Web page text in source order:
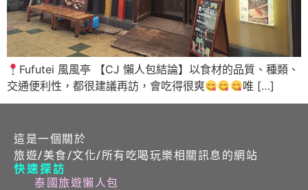
Fufutei 風風亭 【CJ 懶人包結論】以食材的品質、種類、
交通便利性，都很建議再訪，會吃得很爽
唯 […]
這是一個關於
旅遊/美食/文化/所有吃喝玩樂相關訊息的網站
快速探訪
泰國旅遊懶人包